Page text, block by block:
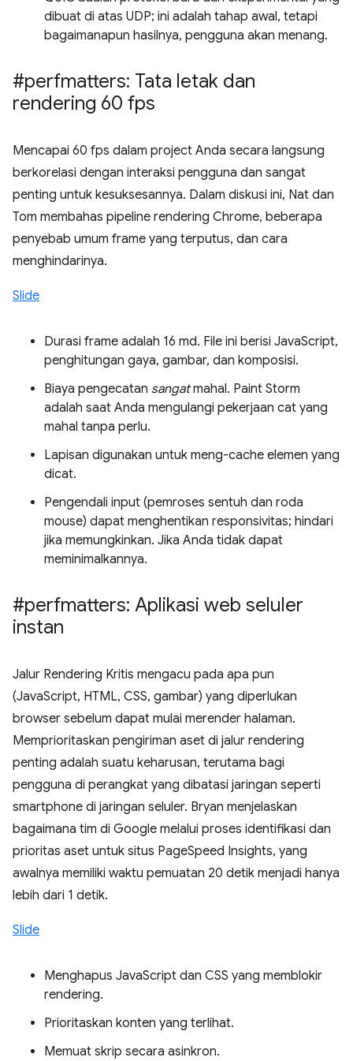
dibuat di atas UDP; ini adalah tahap awal, tetapi
bagaimanapun hasilnya, pengguna akan menang.
#perfmatters: Tata letak dan
rendering 60 fps
Mencapai 60 fps dalam project Anda secara langsung
berkorelasi dengan interaksi pengguna dan sangat
penting untuk kesuksesannya. Dalam diskusi ini, Nat dan
Tom membahas pipeline rendering Chrome, beberapa
penyebab umum frame yang terputus, dan cara
menghindarinya.
Slide
Durasi frame adalah 16 md. File ini berisi JavaScript,
penghitungan gaya, gambar, dan komposisi.
Biaya pengecatan sangatmahal. Paint Storm
adalah saat Anda mengulangi pekerjaan cat yang
mahal tanpa perlu.
Lapisan digunakan untuk meng-cache elemen yang
dicat.
Pengendali input (pemroses sentuh dan roda
mouse) dapat menghentikan responsivitas; hindari
jika memungkinkan. Jika Anda tidak dapat
meminimalkannya.
#perfmatters: Aplikasi web seluler
instan
Jalur Rendering Kritis mengacu pada apa pun
(JavaScript, HTML, CSS, gambar) yang diperlukan
browser sebelum dapat mulai merender halaman.
Memprioritaskan pengiriman aset di jalur rendering
penting adalah suatu keharusan, terutama bagi
pengguna di perangkat yang dibatasi jaringan seperti
smartphone di jaringan seluler. Bryan menjelaskan
bagaimana tim di Google melalui proses identifikasi dan
prioritas aset untuk situs PageSpeed Insights, yang
awalnya memiliki waktu pemuatan 20 detik menjadi hanya
lebih dari 1 detik.
Slide
Menghapus JavaScript dan CSS yang memblokir
rendering.
Prioritaskan konten yang terlihat.
Memuat skrip secara asinkron.